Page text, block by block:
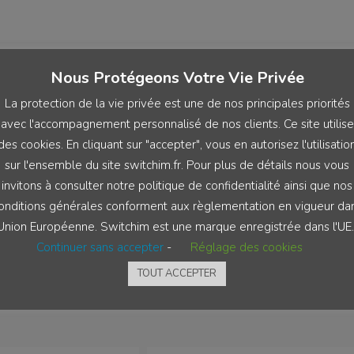
Immobilier : parent pauvre du budget 2026, le
statut fiscal du bailleur privé va-t-il faire
pschitt ?
Nous Protégeons Votre Vie Privée
La protection de la vie privée est une de nos principales priorités
avec l'accompagnement personnalisé de nos clients. Ce site utilise
cookies. En cliquant sur "accepter", vous en autorisez
sur l'ensemble du site switchim.fr. Pour plus de détails nous vous
invitons à consulter notre politique de confidentialité ainsi que nos
générales conforment aux règlementation en vigueur
Européenne. Switchim est une marque enregistrée dans
Continuer sans accepter- Réglage des cookies
TOUT ACCEPTER